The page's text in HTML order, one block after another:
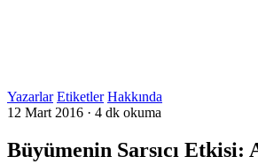
Yazarlar Etiketler Hakkında
12 Mart 2016 · 4 dk okuma
Büyümenin Sarsıcı Etkisi: